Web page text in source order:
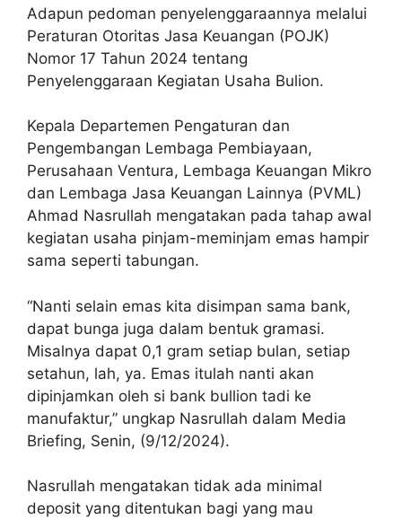
Adapun pedoman penyelenggaraannya melalui
Peraturan Otoritas Jasa Keuangan (POJK)
Nomor 17 Tahun 2024 tentang
Penyelenggaraan Kegiatan Usaha Bulion.
Kepala Departemen Pengaturan dan
Pengembangan Lembaga Pembiayaan,
Perusahaan Ventura, Lembaga Keuangan Mikro
dan Lembaga Jasa Keuangan Lainnya (PVML)
Ahmad Nasrullah mengatakan pada tahap awal
kegiatan usaha pinjam-meminjam emas hampir
sama seperti tabungan.
“Nanti selain emas kita disimpan sama bank,
dapat bunga juga dalam bentuk gramasi.
Misalnya dapat 0,1 gram setiap bulan, setiap
setahun, lah, ya. Emas itulah nanti akan
dipinjamkan oleh si bank bullion tadi ke
manufaktur,” ungkap Nasrullah dalam Media
Briefing, Senin, (9/12/2024).
Nasrullah mengatakan tidak ada minimal
deposit yang ditentukan bagi yang mau